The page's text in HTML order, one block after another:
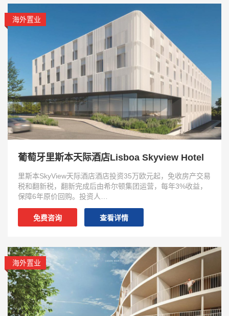
海外置业
葡萄牙里斯本天际酒店Lisboa Skyview Hotel
里斯本SkyView天际酒店酒店投资35万欧元起，免收房产交易
税和翻新税，翻新完成后由希尔顿集团运营，每年3%收益，
保障6年原价回购。投资人…
免费咨询 查看详情
海外置业